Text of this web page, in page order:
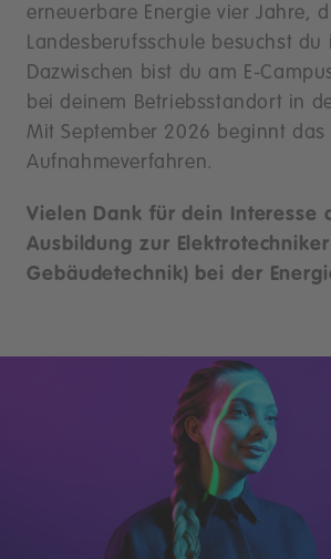
erneuerbare Energie vier Jahre,
Landesberufsschule besuchst du
Dazwischen bist du am E-
bei deinem Betriebsstandort in
Mit September 2026 beginnt das
Aufnahmeverfahren.
Vielen Dank für dein Interesse
Ausbildung zur
Gebäudetechnik) bei der